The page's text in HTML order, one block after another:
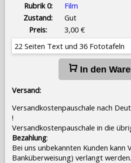
Rubrik 0:
Film
Zustand:
Gut
Preis:
3,00 €
22 Seiten Text und 36 Fototafeln
In den
Versand:
Versandkostenpauschale nach
!
Versandkostenpauschale in die
Bezahlung:
Bei uns unbekannten Kunden kann
Banküberweisung) verlangt werden.